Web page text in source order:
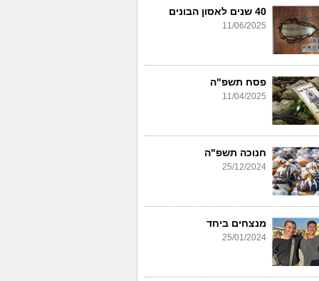
40 שנים לאסון הבונים
11/06/2025
פסח תשפ"ה
11/04/2025
חנוכה תשפ"ה
25/12/2024
מנצחים ביחד
25/01/2024